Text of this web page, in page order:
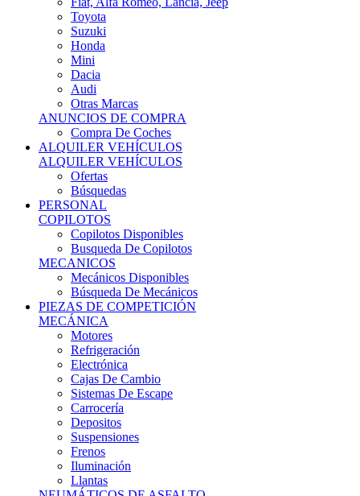
Toyota
Suzuki
Honda
Mini
Dacia
Audi
Otras Marcas
ANUNCIOS DE COMPRA
Compra De Coches
ALQUILER VEHÍCULOS
ALQUILER VEHÍCULOS
Ofertas
Búsquedas
PERSONAL
COPILOTOS
Copilotos Disponibles
Busqueda De Copilotos
MECANICOS
Mecánicos Disponibles
Búsqueda De Mecánicos
PIEZAS DE COMPETICIÓN
MECÁNICA
Motores
Refrigeración
Electrónica
Cajas De Cambio
Sistemas De Escape
Carrocería
Depositos
Suspensiones
Frenos
Iluminación
Llantas